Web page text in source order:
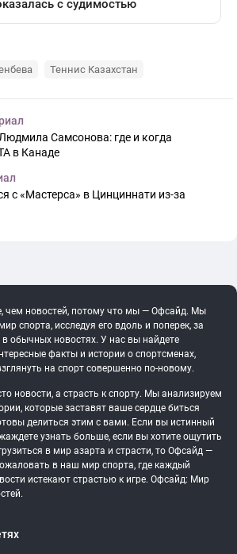
Теннис Казахстан
Самсонова: где и когда
в Канаде
с «Мастерса» в Цинциннати из-за
чем новостей, потому что мы — Офсайд. Мы
спорта, исследуя его вдоль и поперек, за
в обычных новостях. У нас вы найдете
факты и истории о спортсменах,
на спорт совершенно по-новому.
новости, а страсть к спорту. Мы анализируем
которые заставят ваше сердце биться
делиться этим с вами. Если вы истинный
узнать больше, если вы хотите ощутить
в мир азарта и страсти, то Офсайд —
в наш мир спорта, где каждый
истекают страстью к игре. Офсайд: Мир